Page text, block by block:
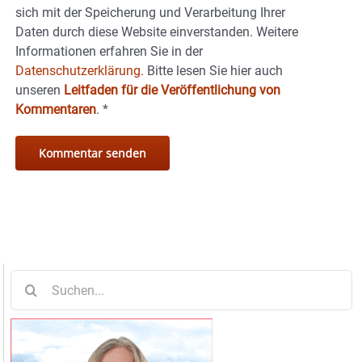
sich mit der Speicherung und Verarbeitung Ihrer
Daten durch diese Website einverstanden. Weitere
Informationen erfahren Sie in der
Datenschutzerklärung. Bitte lesen Sie hier auch
unseren Leitfaden für die Veröffentlichung von
Kommentaren. *
nach: